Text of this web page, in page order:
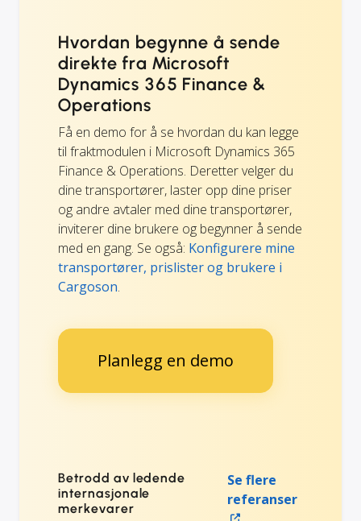
Hvordan begynne å sende
direkte fra Microsoft
Dynamics 365 Finance &
Operations
Få en demo for å se hvordan du kan legge
til fraktmodulen i Microsoft Dynamics 365
Finance & Operations. Deretter velger du
dine transportører, laster opp dine priser
og andre avtaler med dine transportører,
inviterer dine brukere og begynner å sende
med en gang. Se også: Konfigurere mine
transportører, prislister og brukere i
Cargoson.
Planlegg en demo
Betrodd av ledende
internasjonale
merkevarer
Se flere
referanser